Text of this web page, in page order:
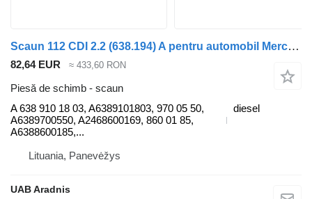
Scaun 112 CDI 2.2 (638.194) A pentru automobil Mercedes-Benz VITO Minibus / passenger (638)
82,64 EUR ≈ 433,60 RON
Piesă de schimb - scaun
A 638 910 18 03, A6389101803, 970 05 50,
A6389700550, A2468600169, 860 01 85,
A6388600185,...
diesel
Lituania, Panevėžys
UAB Aradnis